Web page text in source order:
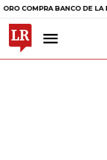
BANCO DE LA